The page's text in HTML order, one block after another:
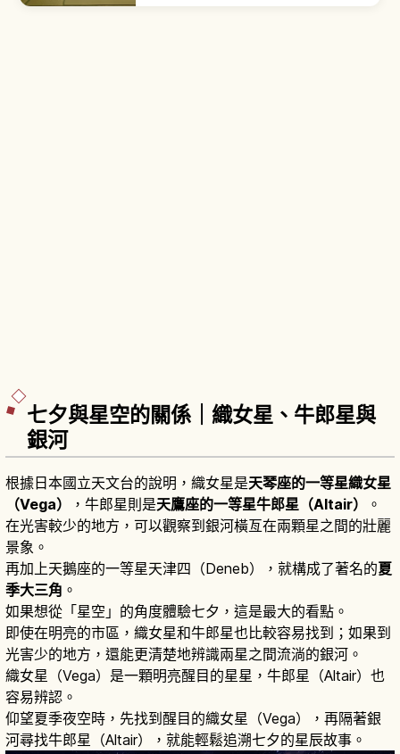
七夕與星空的關係｜織女星、牛郎星與
銀河
根據日本國立天文台的說明，織女星是天琴座的一等星織女星
（Vega）
，牛郎星則是天鷹座的一等星牛郎星（Altair）
。
在光害較少的地方，可以觀察到銀河橫亙在兩顆星之間的壯麗
景象。
再加上天鵝座的一等星天津四（Deneb），就構成了著名的夏
季大三角 。
如果想從「星空」的角度體驗七夕，這是最大的看點。
即使在明亮的市區，織女星和牛郎星也比較容易找到；如果到
光害少的地方，還能更清楚地辨識兩星之間流淌的銀河。
織女星（Vega）是一顆明亮醒目的星星，牛郎星（Altair）也
容易辨認。
仰望夏季夜空時，先找到醒目的織女星（Vega），再隔著銀
河尋找牛郎星（Altair），就能輕鬆追溯七夕的星辰故事。